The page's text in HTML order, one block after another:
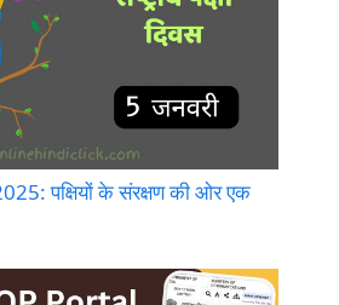
2025: पक्षियों के संरक्षण की ओर एक